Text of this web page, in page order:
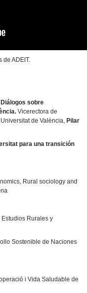
de ADEIT.
sobre
Vicerectora de
de València,Pilar
para una transición
Rural sociology and
Rurales y
Sostenible de Naciones
i Vida Saludable de